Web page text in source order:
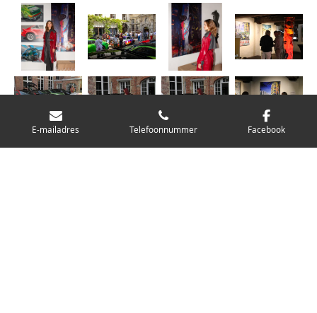
E-mailadres Telefoonnummer Facebook